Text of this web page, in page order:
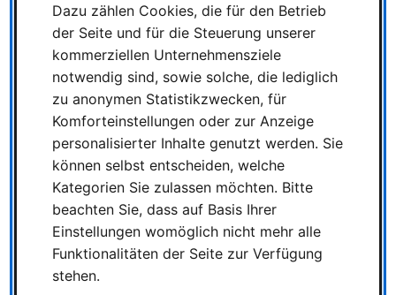
2015 RPC in Koln 04 Mai
2015 | Thomas Szombach | Geschätze
Lesezeit: 1 Minuten Dieses Jahr findet am
16. und 17. Mai wieder die Role-Play
Convention in der Kölnmesse statt. Wer …
Netflix sichert sich „Zug
um Zug“ für Film- und
Serienprojekte
Dazu zählen Cookies, die für den Betrieb
der Seite und für die Steuerung unserer
kommerziellen Unternehmensziele
notwendig sind, sowie solche, die lediglich
zu anonymen Statistikzwecken, für
Komforteinstellungen oder zur Anzeige
personalisierter Inhalte genutzt werden. Sie
können selbst entscheiden, welche
Kategorien Sie zulassen möchten. Bitte
beachten Sie, dass auf Basis Ihrer
Einstellungen womöglich nicht mehr alle
Funktionalitäten der Seite zur Verfügung
stehen.